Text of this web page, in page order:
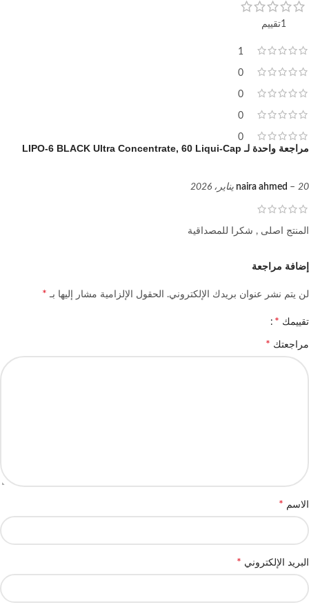
1تقييم
1
0
0
0
0
مراجعة واحدة لـ LIPO-6 BLACK Ultra Concentrate, 60 Liqui-Cap
naira ahmed – 20 يناير، 2026
المنتج اصلى , شكرا للمصداقية
إضافة مراجعة
لن يتم نشر عنوان بريدك الإلكتروني. الحقول الإلزامية مشار إليها بـ *
تقييمك *
مراجعتك *
الاسم *
البريد الإلكتروني *